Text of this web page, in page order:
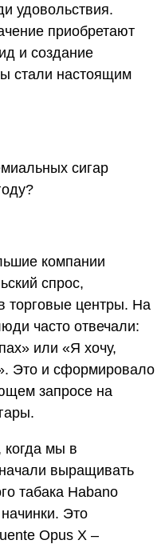
удовольствия.
приобретают
и создание
стали настоящим
сигар
компании
спрос,
торговые центры. На
часто отвечали:
или «Я хочу,
Это и сформировало
запросе на
когда мы в
выращивать
табака Habano
Это
Opus X –